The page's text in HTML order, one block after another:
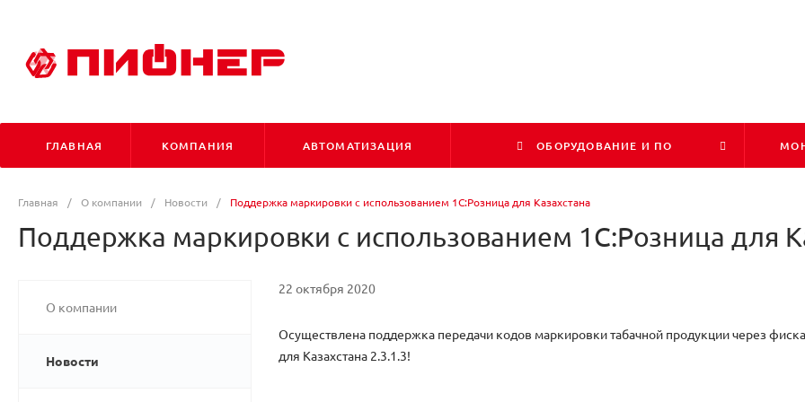
ГЛАВНАЯ КОМПАНИЯ АВТОМАТИЗАЦИЯ ОБОРУДОВАНИЕ И ПО
Главная / О компании / Новости / Поддержка маркировки с использованием 1С:Розница для Казахстана
Поддержка маркировки с использованием 1С:Розница для
О компании
Новости
22 октября 2020
Осуществлена поддержка передачи кодов маркировки табачной продукции через
для Казахстана 2.3.1.3!